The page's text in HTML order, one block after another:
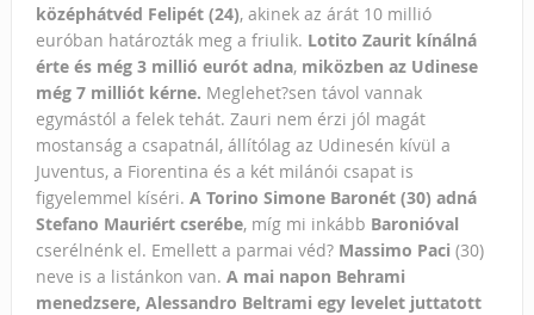
középhátvéd Felipét (24), akinek az árát 10 millió
euróban határozták meg a friulik. Lotito Zaurit kínálná
érte és még 3 millió eurót adna, miközben az Udinese
még 7 milliót kérne. Meglehet?sen távol vannak
egymástól a felek tehát. Zauri nem érzi jól magát
mostanság a csapatnál, állítólag az Udinesén kívül a
Juventus, a Fiorentina és a két milánói csapat is
figyelemmel kíséri. A Torino Simone Baronét (30) adná
Stefano Mauriért cserébe, míg mi inkább Baronióval
cserélnénk el. Emellett a parmai véd? Massimo Paci (30)
neve is a listánkon van. A mai napon Behrami
menedzsere, Alessandro Beltrami egy levelet juttatott